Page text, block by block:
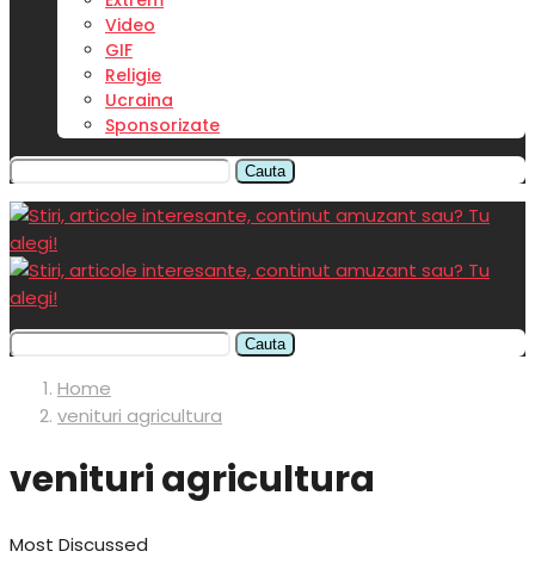
Video
GIF
Religie
Ucraina
Sponsorizate
Cauta
Cauta
Home
venituri agricultura
venituri agricultura
Most Discussed